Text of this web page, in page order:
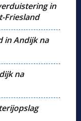
in
Friesland
in Andijk na
na